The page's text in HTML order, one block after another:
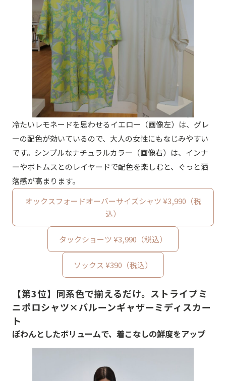
冷たいレモネードを思わせるイエロー（画像左）は、グレ
ーの配色が効いているので、大人の女性にもなじみやすい
です。シンプルなナチュラルカラー（画像右）は、インナ
ーやボトムスとのレイヤードで配色を楽しむと、ぐっと洒
落感が高まります。
オックスフォードオーバーサイズシャツ ¥3,990（税
込）
タックショーツ ¥3,990（税込）
ソックス ¥390（税込）
【第3位】同系色で揃えるだけ。ストライプミ
ニポロシャツ×バルーンギャザーミディスカー
ト
ぽわんとしたボリュームで、着こなしの鮮度をアップ